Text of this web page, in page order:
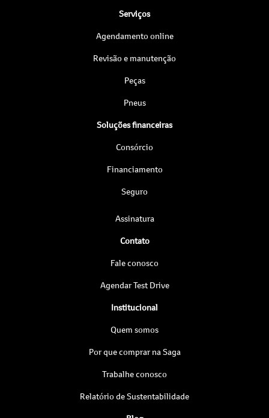
Serviços
Agendamento online
Revisão e manutenção
Peças
Pneus
Soluções financeiras
Consórcio
Financiamento
Seguro
Assinatura
Contato
Fale conosco
Agendar Test Drive
Institucional
Quem somos
Por que comprar na Saga
Trabalhe conosco
Relatório de Sustentabilidade